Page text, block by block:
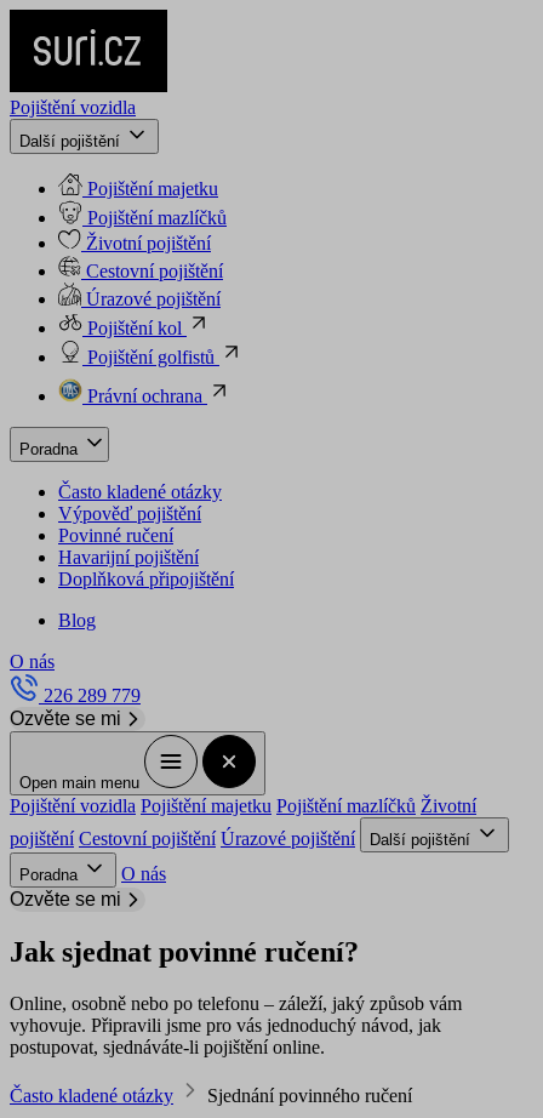
Pojištění vozidla
Další pojištění
Pojištění majetku
Pojištění mazlíčků
Životní pojištění
Cestovní pojištění
Úrazové pojištění
Pojištění kol
Pojištění golfistů
Právní ochrana
Poradna
Často kladené otázky
Výpověď pojištění
Povinné ručení
Havarijní pojištění
Doplňková připojištění
Blog
O nás
226 289 779
Ozvěte se mi
Open main menu
Pojištění vozidla Pojištění majetku Pojištění mazlíčků Životní
pojištění Cestovní pojištění Úrazové pojištění
Další pojištění
Poradna
O nás
Ozvěte se mi
Jak sjednat povinné ručení?
Online, osobně nebo po telefonu – záleží, jaký způsob vám
vyhovuje. Připravili jsme pro vás jednoduchý návod, jak
postupovat, sjednáváte-li pojištění online.
Často kladené otázky Sjednání povinného ručení